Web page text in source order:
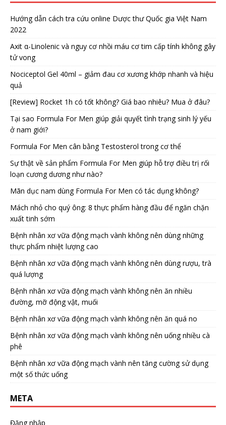
Hướng dẫn cách tra cứu online Dược thư Quốc gia Việt Nam
2022
Axit α-Linolenic và nguy cơ nhồi máu cơ tim cấp tính không gây
tử vong
Nociceptol Gel 40ml – giảm đau cơ xương khớp nhanh và hiệu
quả
[Review] Rocket 1h có tốt không? Giá bao nhiêu? Mua ở đâu?
Tại sao Formula For Men giúp giải quyết tình trạng sinh lý yếu
ở nam giới?
Formula For Men cân bằng Testosterol trong cơ thể
Sự thật về sản phẩm Formula For Men giúp hỗ trợ điều trị rối
loạn cương dương như nào?
Mãn dục nam dùng Formula For Men có tác dụng không?
Mách nhỏ cho quý ông: 8 thực phẩm hàng đầu để ngăn chặn
xuất tinh sớm
Bệnh nhân xơ vữa động mạch vành không nên dùng những
thực phẩm nhiệt lượng cao
Bệnh nhân xơ vữa động mạch vành không nên dùng rượu, trà
quá lượng
Bệnh nhân xơ vữa động mạch vành không nên ăn nhiều
đường, mỡ động vật, muối
Bệnh nhân xơ vữa động mạch vành không nên ăn quá no
Bệnh nhân xơ vữa động mạch vành không nên uống nhiều cà
phê
Bệnh nhân xơ vữa động mạch vành nên tăng cường sử dụng
một số thức uống
META
Đăng nhập